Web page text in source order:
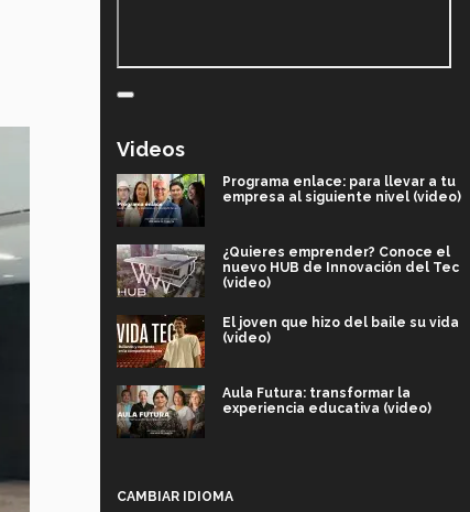
Videos
Programa enlace: para llevar a tu
empresa al siguiente nivel (video)
¿Quieres emprender? Conoce el
nuevo HUB de Innovación del Tec
(video)
El joven que hizo del baile su vida
(video)
Aula Futura: transformar la
experiencia educativa (video)
CAMBIAR IDIOMA